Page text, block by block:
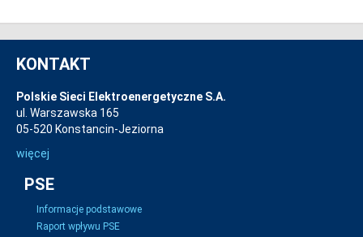
KONTAKT
Polskie Sieci Elektroenergetyczne S.A.
ul. Warszawska 165
05-520 Konstancin-Jeziorna
więcej
PSE
Informacje podstawowe
Raport wpływu PSE